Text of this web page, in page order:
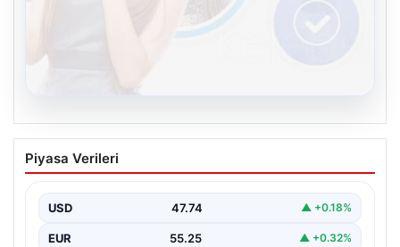
Kelebek.Org İle Çevrim içi İletişimin
Sertifikalı Adresi Ve Muhabbet
Sanal ortamında insanların kaliteli bir biçimde bağlantı
birçok…
Piyasa Verileri
USD 47.74 ▲ +0.18%
EUR 55.25 ▲ +0.32%